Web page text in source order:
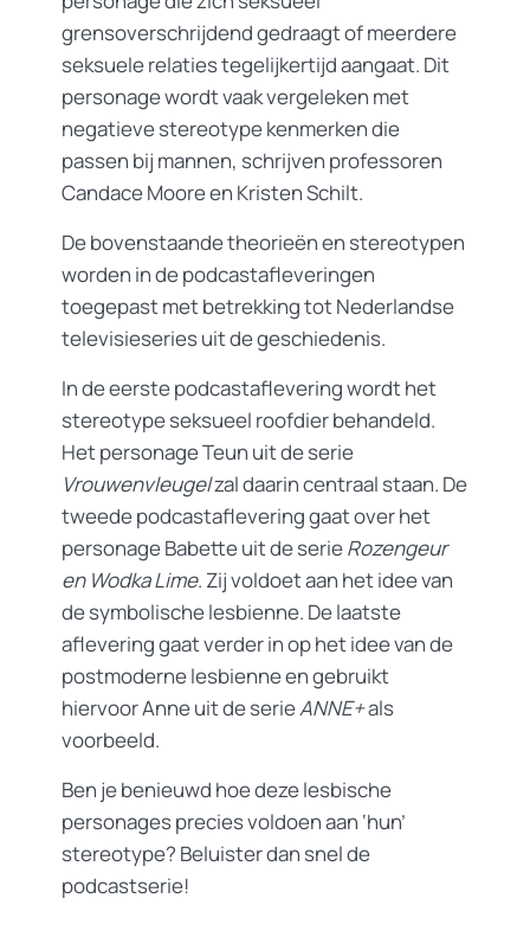
grensoverschrijdend gedraagt of meerdere
seksuele relaties tegelijkertijd aangaat. Dit
personage wordt vaak vergeleken met
negatieve stereotype kenmerken die
passen bij mannen, schrijven professoren
Candace Moore en Kristen Schilt.
De bovenstaande theorieën en stereotypen
worden in de podcastafleveringen
toegepast met betrekking tot Nederlandse
televisieseries uit de geschiedenis.
In de eerste podcastaflevering wordt het
stereotype seksueel roofdier behandeld.
Het personage Teun uit de serie
Vrouwenvleugelzal daarin centraal staan. De
tweede podcastaflevering gaat over het
personage Babette uit de serieRozengeur
en Wodka Lime. Zij voldoet aan het idee van
de symbolische lesbienne. De laatste
aflevering gaat verder in op het idee van de
postmoderne lesbienne en gebruikt
hiervoor Anne uit de serieANNE+als
voorbeeld.
Ben je benieuwd hoe deze lesbische
personages precies voldoen aan ‘hun’
stereotype? Beluister dan snel de
podcastserie!